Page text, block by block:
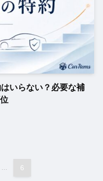
いらない？必要な補
... 6